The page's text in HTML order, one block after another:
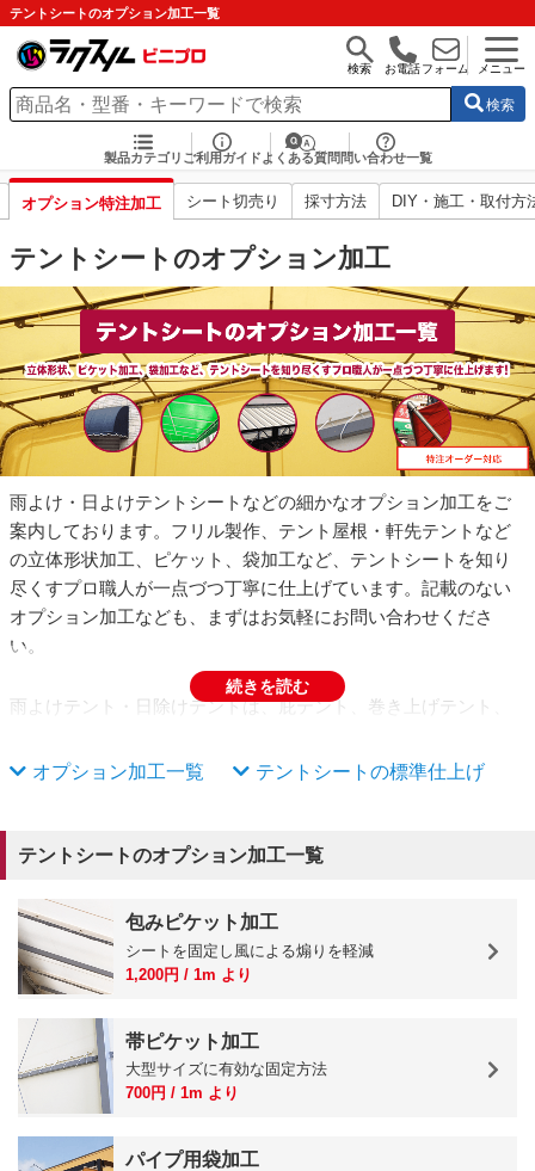
テントシートのオプション加工一覧
検索 お電話フォーム メニュー
検索
製品カテゴリ ご利用ガイド よくある質問 問い合わせ一覧
オプション特注加工 シート切売り 採寸方法 DIY・施工・取付方
テントシートのオプション加工
雨よけ・日よけテントシートなどの細かなオプション加工をご
案内しております。フリル製作、テント屋根・軒先テントなど
の立体形状加工、ピケット、袋加工など、テントシートを知り
尽くすプロ職人が一点づつ丁寧に仕上げています。記載のない
オプション加工なども、まずはお気軽にお問い合わせくださ
い。
雨よけテント・日除けテントは、庇テント、巻き上げテント、
テント、大型テント屋根、通路テントなど様々な形状・サイ
作・ご利用になる場合、風対策として煽り止めを考慮する必要
お問い合わせください。
続きを読む
オプション加工一覧 テントシートの標準仕上げ
テントシートのオプション加工一覧
包みピケット加工
シートを固定し風による煽りを軽減
1,200円 / 1m より
帯ピケット加工
大型サイズに有効な固定方法
700円 / 1m より
パイプ用袋加工